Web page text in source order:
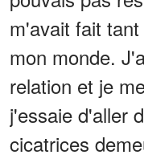
m'avait fait
mon monde.
relation et je
j'essaie d'aller
cicatrices